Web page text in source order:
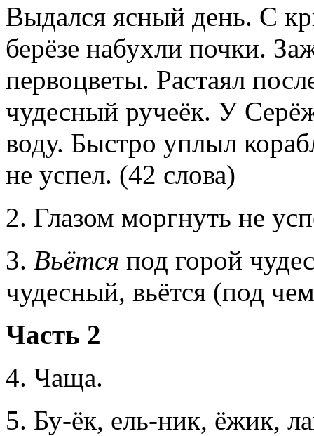
Выдался ясный день. С
берёзе набухли почки.
первоцветы. Растаял
чудесный ручеёк. У
воду. Быстро уплыл
не успел. (42 слова)
2. Глазом моргнуть не
3. Вьётся под горой
чудесный, вьётся (под
Часть 2
4. Чаща.
5. Бу-ёк, ель-ник, ёжик,